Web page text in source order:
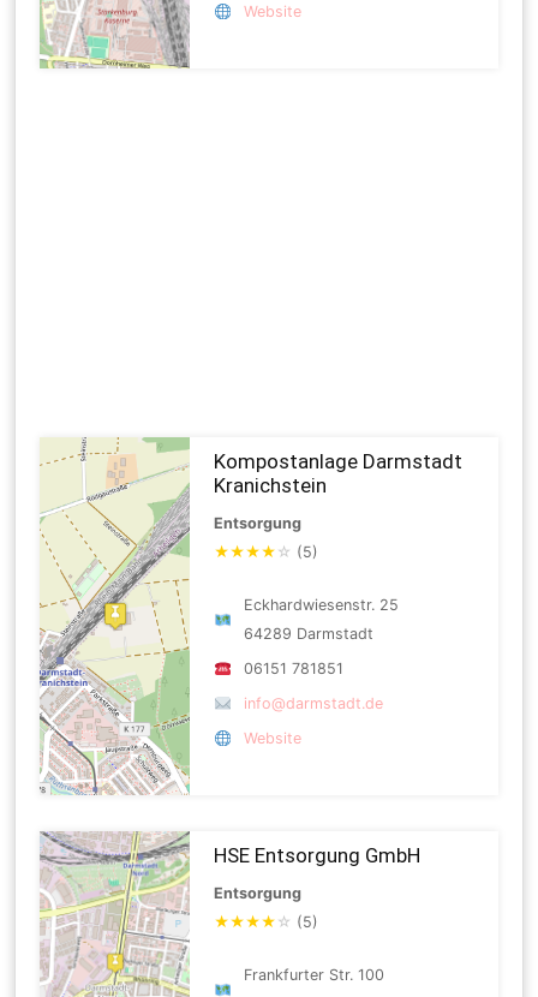
Website
Kompostanlage Darmstadt
Kranichstein
Entsorgung
★★★★ ☆ (5)
Eckhardwiesenstr. 25
64289 Darmstadt
06151 781851
info@darmstadt.de
Website
HSE Entsorgung GmbH
Entsorgung
★★★★ ☆ (5)
Frankfurter Str. 100